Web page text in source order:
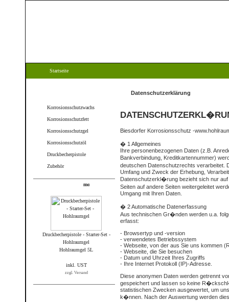
Startseite
Korrosionsschutzwachs
Korrosionsschutzfett
Korrosionsschutzgel
Korrosionsschutzöl
Druckbecherpistole
Zubehör
Druckbecherpistole - Starter-Set -
Hohlraumgel
Hohlraumgel 5L
inkl. UST
zzgl. Versand
Datenschutzerklärung
Biesdorfer Korrosionsschutz -
� 1 Allgemeines
Ihre personenbezogenen Daten (z.B.
Bankverbindung, Kreditkartennummer)
deutschen Datenschutzrechts verarbeitet.
Umfang und Zweck der Erhebung,
Datenschutzerkl�rung bezieht sich nur
Seiten auf andere Seiten weitergeleitet
Umgang mit Ihren Daten.
� 2 Automatische Datenerfassung
Aus technischen Gr�nden werden u.a.
erfasst:
- Browsertyp und -version
- verwendetes Betriebssystem
- Webseite, von der aus Sie uns kommen
- Webseite, die Sie besuchen
- Datum und Uhrzeit Ihres Zugriffs
- Ihre Internet Protokoll (IP)-Adresse.
Diese anonymen Daten werden getrennt
gespeichert und lassen so keine
statistischen Zwecken ausgewertet, um
k�nnen. Nach der Auswertung werden